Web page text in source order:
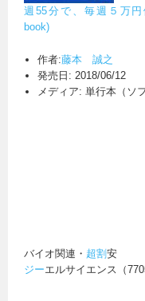
週55分で、毎週５万円
book)
作者:藤本 誠之
発売日: 2018/06/12
メディア: 単行本（ソ
バイオ関連・ 超割安
ジーエルサイエンス（